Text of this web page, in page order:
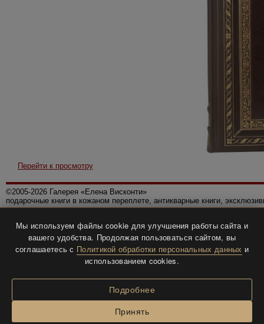
Перейти к просмотру
©2005-2026 Галерея «Елена Висконти»
подарочные книги в кожаном переплете, антикварные книги,
Политика конфиденциальности
Все права защищены.
Разработка и дизайнBTV-info.
Мы используем файлы cookie для улучшения работы сайта и
вашего удобства. Продолжая пользоваться сайтом, вы
соглашаетесь с Политикой обработки персональных данных и
использованием cookies.
Подробнее
Принять